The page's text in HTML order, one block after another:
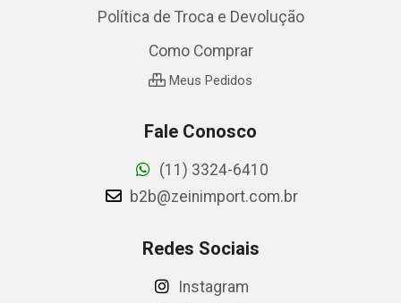
Política de Troca e Devolução
Como Comprar
Meus Pedidos
Fale Conosco
(11) 3324-6410
b2b@zeinimport.com.br
Redes Sociais
Instagram